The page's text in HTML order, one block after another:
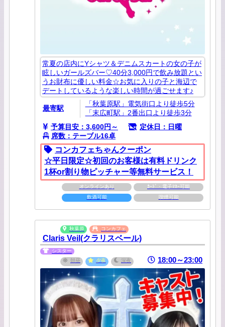
常夏の店内にYシャツ＆デニムスカートの女の子が
眩しいガールズバー♡40分3,000円で飲み放題とい
うお財布に優しい料金☆お気に入りの子と海辺で
デートしているような楽しい時間が過ごせます♪
最寄駅
「秋葉原駅」電気街口より徒歩5分
「末広町駅」2番出口より徒歩3分
予算目安：3,600円～
定休日：日曜
席数：テーブル16卓
コンカフェちゃんクーポン
☆平日限定☆初回のお客様は有料ドリンク
1杯or割り物ピッチャー等無料サービス！
オンラインあり
ｶｰﾄﾞ・電子ﾏﾈｰ可能
飲酒可能
喫煙可能
秋葉原 コンカフェ
Claris Veil(クラリスベール)
シスター
朝昼
夕夜 深夜 18:00～23:00